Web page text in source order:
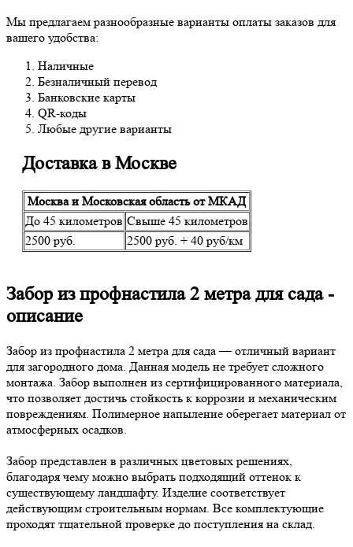
Мы предлагаем разнообразные варианты оплаты заказов для
вашего удобства:
Наличные
Безналичный перевод
Банковские карты
QR-коды
Любые другие варианты
Доставка в Москве
Москва и Московская область от МКАД
До 45 километров Свыше 45 километров
2500 руб.
2500 руб. + 40 руб/км
Забор из профнастила 2 метра для сада -
описание
Забор из профнастила 2 метра для сада — отличный вариант
для загородного дома. Данная модель не требует сложного
монтажа. Забор выполнен из сертифицированного материала,
что позволяет достичь стойкость к коррозии и механическим
повреждениям. Полимерное напыление оберегает материал от
атмосферных осадков.
Забор представлен в различных цветовых решениях,
благодаря чему можно выбрать подходящий оттенок к
существующему ландшафту. Изделие соответствует
действующим строительным нормам. Все комплектующие
проходят тщательной проверке до поступления на склад.